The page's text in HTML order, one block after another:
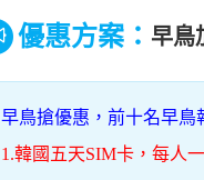
優惠方案： 早鳥
早鳥搶優惠，前十名早鳥
1.韓國五天SIM卡，每人